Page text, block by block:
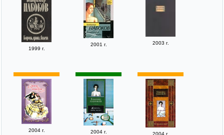
1999 г.
2001 г. 2003 г.
2004 г. 2004 г. 2004 г.